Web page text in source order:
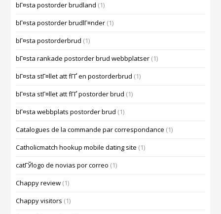
bГ¤sta postorder brudland (1)
bГ¤sta postorder brudlГ¤nder (1)
bГ¤sta postorderbrud (1)
bГ¤sta rankade postorder brud webbplatser (1)
bГ¤sta stГ¤llet att fГҐ en postorderbrud (1)
bГ¤sta stГ¤llet att fГҐ postorder brud (1)
bГ¤sta webbplats postorder brud (1)
Catalogues de la commande par correspondance (1)
Catholicmatch hookup mobile dating site (1)
catГЎlogo de novias por correo (1)
Chappy review (1)
Chappy visitors (1)